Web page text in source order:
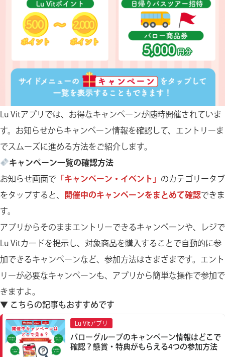
Lu Vitアプリでは、お得なキャンペーンが随時開催されていま
す。お知らせからキャンペーン情報を確認して、エントリーま
でスムーズに進める方法をご紹介します。
キャンペーン一覧の確認方法
お知らせ画面で 「キャンペーン・イベント」 のカテゴリータブ
をタップすると、
開催中のキャンペーンをまとめて確認できま
す。
アプリからそのままエントリーできるキャンペーンや、レジで
Lu Vitカードを提示し、対象商品を購入することで自動的に参
加できるキャンペーンなど、参加方法はさまざまです。エント
リーが必要なキャンペーンも、アプリから簡単な操作で参加で
きますよ。
▼ こちらの記事もおすすめです
Lu Vitアプリ
バローグループのキャンペーン情報はどこで
確認？懸賞・特典がもらえる4つの参加方法